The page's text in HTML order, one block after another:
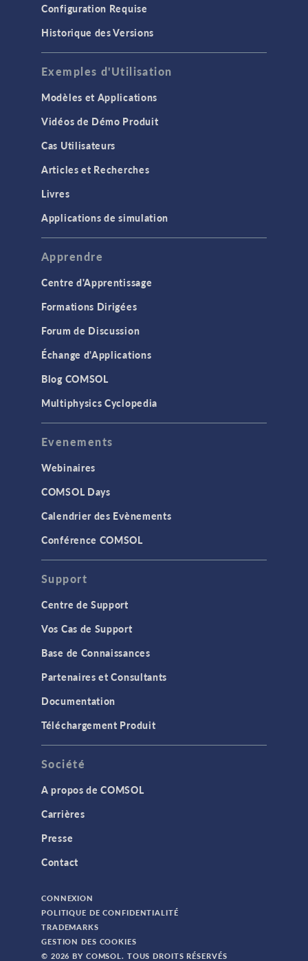
Configuration Requise
Historique des Versions
Exemples d'Utilisation
Modèles et Applications
Vidéos de Démo Produit
Cas Utilisateurs
Articles et Recherches
Livres
Applications de simulation
Apprendre
Centre d'Apprentissage
Formations Dirigées
Forum de Discussion
Échange d'Applications
Blog COMSOL
Multiphysics Cyclopedia
Evenements
Webinaires
COMSOL Days
Calendrier des Evènements
Conférence COMSOL
Support
Centre de Support
Vos Cas de Support
Base de Connaissances
Partenaires et Consultants
Documentation
Téléchargement Produit
Société
A propos de COMSOL
Carrières
Presse
Contact
CONNEXION
POLITIQUE DE CONFIDENTIALITÉ
TRADEMARKS
GESTION DES COOKIES
© 2026 BY COMSOL. TOUS DROITS RÉSERVÉS